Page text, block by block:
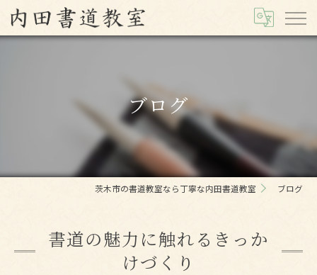
ブログ
茨木市の書道教室なら丁寧な内田書道教室 ブログ
書道の魅力に触れるきっか
けづくり